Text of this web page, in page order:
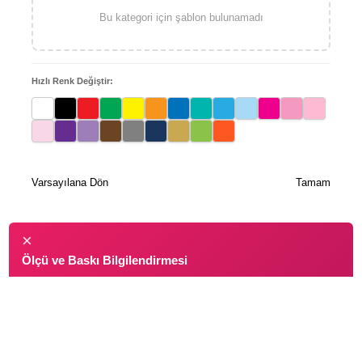
Bu kategori için şablon bulunamadı
Hızlı Renk Değiştir:
Varsayılana Dön Tamam
×
Ölçü ve Baskı Bilgilendirmesi